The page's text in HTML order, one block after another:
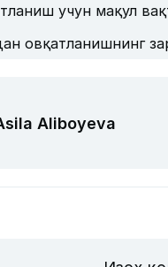
учун мақул
овқатланишнинг
Aliboyeva